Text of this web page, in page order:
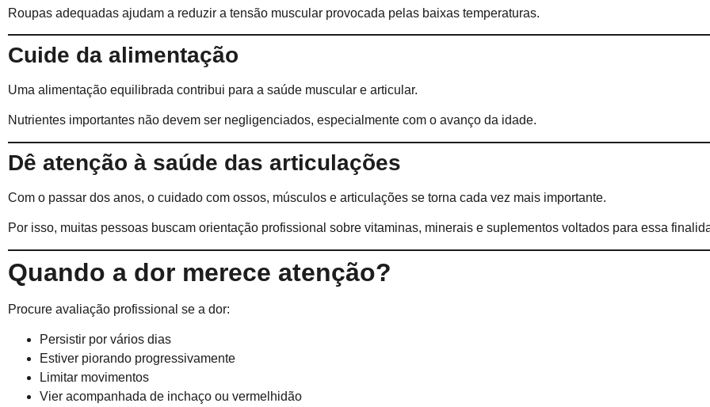
Roupas adequadas ajudam a reduzir a tensão muscular provocada pelas baixas temperaturas.
Cuide da alimentação
Uma alimentação equilibrada contribui para a saúde muscular e articular.
Nutrientes importantes não devem ser negligenciados, especialmente com o avanço da idade.
Dê atenção à saúde das articulações
Com o passar dos anos, o cuidado com ossos, músculos e articulações se torna cada vez mais importante.
Por isso, muitas pessoas buscam orientação profissional sobre vitaminas, minerais e suplementos voltados para essa
Quando a dor merece atenção?
Procure avaliação profissional se a dor:
Persistir por vários dias
Estiver piorando progressivamente
Limitar movimentos
Vier acompanhada de inchaço ou vermelhidão